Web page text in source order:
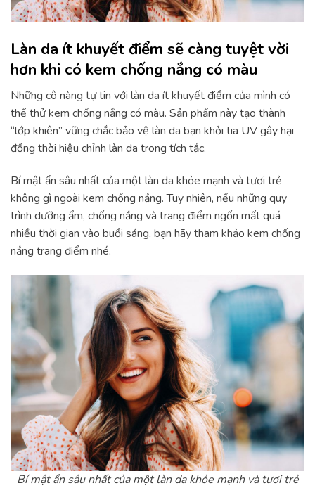
Làn da ít khuyết điểm sẽ càng tuyệt vời
hơn khi có kem chống nắng có màu
Những cô nàng tự tin với làn da ít khuyết điểm của mình có
thể thử kem chống nắng có màu. Sản phẩm này tạo thành
“lớp khiên” vững chắc bảo vệ làn da bạn khỏi tia UV gây hại
đồng thời hiệu chỉnh làn da trong tích tắc.
Bí mật ẩn sâu nhất của một làn da khỏe mạnh và tươi trẻ
không gì ngoài kem chống nắng. Tuy nhiên, nếu những quy
trình dưỡng ẩm, chống nắng và trang điểm ngốn mất quá
nhiều thời gian vào buổi sáng, bạn hãy tham khảo kem chống
nắng trang điểm nhé.
Bí mật ẩn sâu nhất của một làn da khỏe mạnh và tươi trẻ